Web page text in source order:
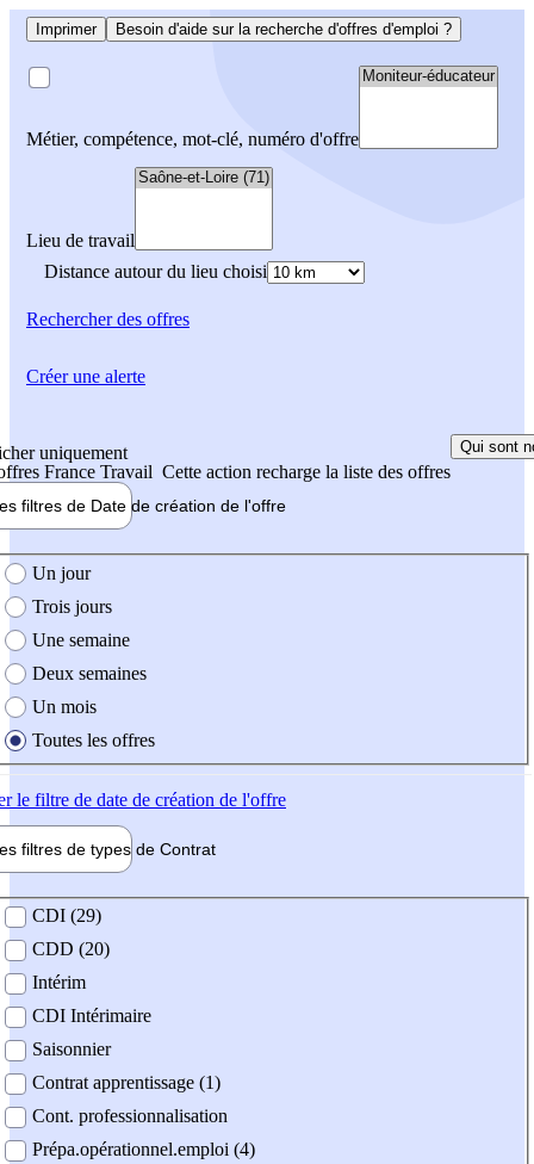
Imprimer Besoin d'aide sur la recherche d'offres d'emploi ?
Métier, compétence, mot-clé, numéro d'offre
Lieu de travail
Distance autour du lieu choisi
Rechercherdes offres
uniquement
France Travail Cette action recharge la liste des offres
Qui sont
filtres de Date de création de l'offre
création de l'offre
Un jour
Trois jours
Une semaine
Deux semaines
Un mois
Toutes les offres
le filtre de date de création de l'offre
filtres de types de Contrat
contrat
CDI (29)
CDD (20)
Intérim
CDI Intérimaire
Saisonnier
Contrat apprentissage (1)
Cont. professionnalisation
Prépa.opérationnel.emploi (4)
Créer une alerte